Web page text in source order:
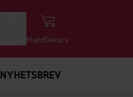
Handlekurv
NYHETSBREV